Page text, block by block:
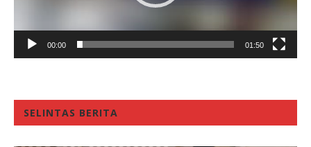
00:00 01:50
SELINTAS BERITA